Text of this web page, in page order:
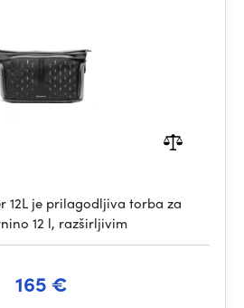
12L je prilagodljiva torba za
12 l, razširljivim
165 €